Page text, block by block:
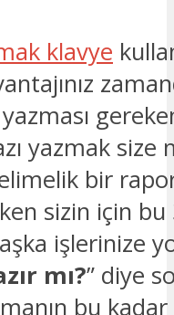
klavye
yazması
yazmak
bir
sizin için
işlerinize
mı?” diye
bu kadar